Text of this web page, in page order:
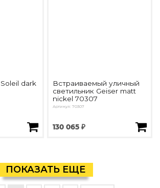
dark
Встраиваемый уличный
светильник Geiser matt
nickel 70307
Артикул: 70307
130 065 ₽
ПОКАЗАТЬ ЕЩЕ